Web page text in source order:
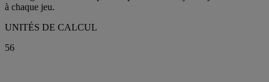
à chaque jeu.
UNITÉS DE CALCUL
56